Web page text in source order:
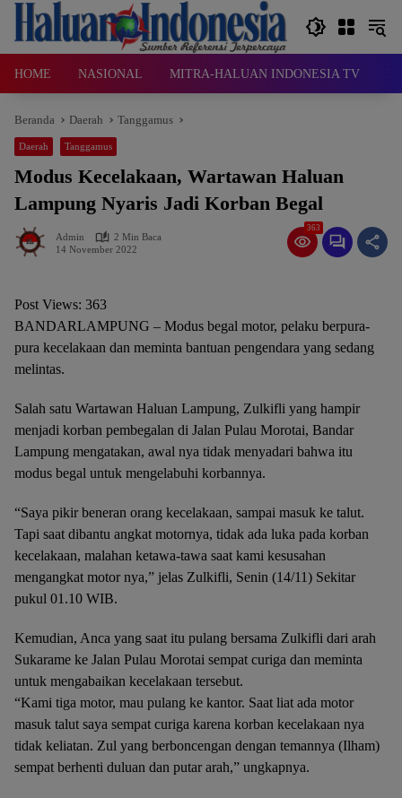
Langsung
HOME NASIONAL MITRA-HALUAN INDONESIA TV
Beranda Daerah Tanggamus
Daerah Tanggamus
Modus Kecelakaan, Wartawan Haluan
Lampung Nyaris Jadi Korban Begal
Admin
2 Min Baca
14 November 2022
363
Post Views: 363
BANDARLAMPUNG – Modus begal motor, pelaku berpura-
pura kecelakaan dan meminta bantuan pengendara yang sedang
melintas.
Salah satu Wartawan Haluan Lampung, Zulkifli yang hampir
menjadi korban pembegalan di Jalan Pulau Morotai, Bandar
Lampung mengatakan, awal nya tidak menyadari bahwa itu
modus begal untuk mengelabuhi korbannya.
“Saya pikir beneran orang kecelakaan, sampai masuk ke talut.
Tapi saat dibantu angkat motornya, tidak ada luka pada korban
kecelakaan, malahan ketawa-tawa saat kami kesusahan
mengangkat motor nya,” jelas Zulkifli, Senin (14/11) Sekitar
pukul 01.10 WIB.
Kemudian, Anca yang saat itu pulang bersama Zulkifli dari arah
Sukarame ke Jalan Pulau Morotai sempat curiga dan meminta
untuk mengabaikan kecelakaan tersebut.
“Kami tiga motor, mau pulang ke kantor. Saat liat ada motor
masuk talut saya sempat curiga karena korban kecelakaan nya
tidak keliatan. Zul yang berboncengan dengan temannya (Ilham)
sempat berhenti duluan dan putar arah,” ungkapnya.